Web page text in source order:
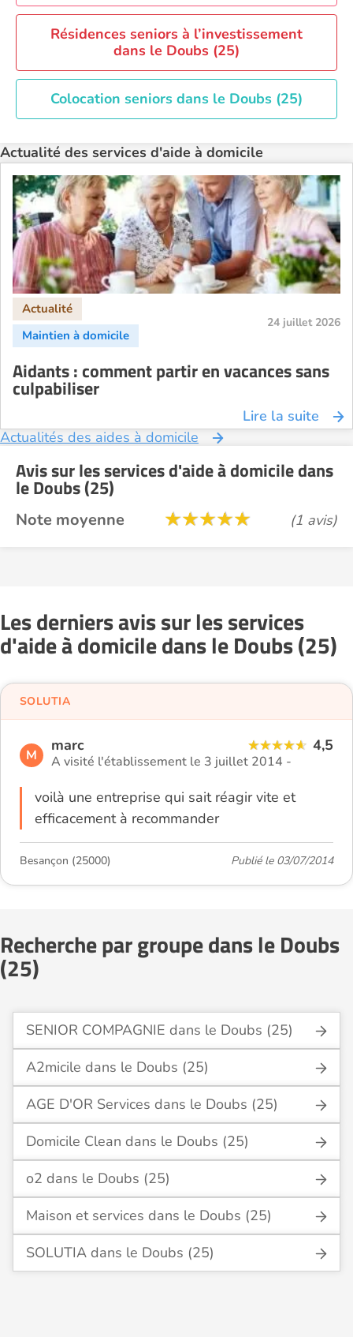
Résidences seniors à l’investissement
dans le Doubs (25)
Colocation seniors dans le Doubs (25)
Actualité des services d'aide à domicile
24 juillet 2026
Aidants : comment partir en vacances sans
culpabiliser
Lire la suite
Actualités des aides à domicile
Avis sur les services d'aide à domicile dans
le Doubs (25)
Note moyenne (1 avis)
Les derniers avis sur les services
d'aide à domicile dans le Doubs (25)
M
marc 4,5
A visité l'établissement le 3 juillet 2014 -
voilà une entreprise qui sait réagir vite et
efficacement à recommander
SOLUTIA
Besançon (25000) Publié le 03/07/2014
Recherche par groupe dans le Doubs
(25)
SENIOR COMPAGNIE dans le Doubs (25)
A2micile dans le Doubs (25)
AGE D'OR Services dans le Doubs (25)
Domicile Clean dans le Doubs (25)
o2 dans le Doubs (25)
Maison et services dans le Doubs (25)
SOLUTIA dans le Doubs (25)